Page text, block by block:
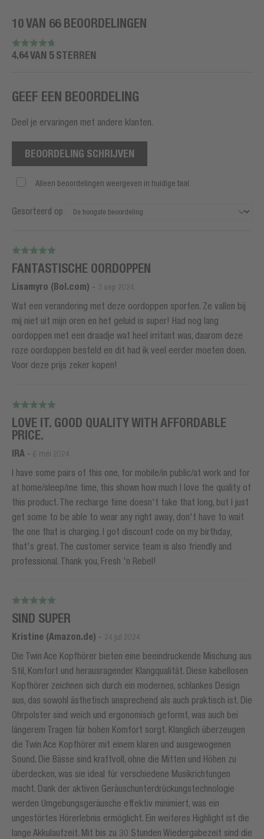
10 VAN 66 BEOORDELINGEN
4.64 VAN 5 STERREN
GEEF EEN BEOORDELING
Deel je ervaringen met andere klanten.
BEOORDELING SCHRIJVEN
Alleen beoordelingen weergeven in huidige taal.
Gesorteerd op
FANTASTISCHE OORDOPPEN
Lisamyro (Bol.com) - 3 sep 2024
Wat een verandering met deze oordoppen sporten. Ze vallen bij
mij niet uit mijn oren en het geluid is super! Had nog lang
oordoppen met een draadje wat heel irritant was, daarom deze
roze oordoppen besteld en dit had ik veel eerder moeten doen.
Voor deze prijs zeker kopen!
LOVE IT. GOOD QUALITY WITH AFFORDABLE
PRICE.
IRA - 6 mei 2024
I have some pairs of this one, for mobile/in public/at work and for
at home/sleep/me time, this shown how much I love the quality of
this product. The recharge time doesn't take that long, but I just
get some to be able to wear any right away, don't have to wait
the one that is charging. I got discount code on my birthday,
that's great. The customer service team is also friendly and
professional. Thank you, Fresh 'n Rebel!
SIND SUPER
Kristine (Amazon.de) - 24 jul 2024
Die Twin Ace Kopfhörer bieten eine beeindruckende Mischung aus
Stil, Komfort und herausragender Klangqualität. Diese kabellosen
Kopfhörer zeichnen sich durch ein modernes, schlankes Design
aus, das sowohl ästhetisch ansprechend als auch praktisch ist. Die
Ohrpolster sind weich und ergonomisch geformt, was auch bei
längerem Tragen für hohen Komfort sorgt. Klanglich überzeugen
die Twin Ace Kopfhörer mit einem klaren und ausgewogenen
Sound. Die Bässe sind kraftvoll, ohne die Mitten und Höhen zu
überdecken, was sie ideal für verschiedene Musikrichtungen
macht. Dank der aktiven Geräuschunterdrückungstechnologie
werden Umgebungsgeräusche effektiv minimiert, was ein
ungestörtes Hörerlebnis ermöglicht. Ein weiteres Highlight ist die
lange Akkulaufzeit. Mit bis zu 30 Stunden Wiedergabezeit sind die